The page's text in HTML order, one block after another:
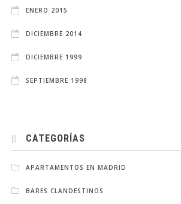
ENERO 2015
DICIEMBRE 2014
DICIEMBRE 1999
SEPTIEMBRE 1998
CATEGORÍAS
APARTAMENTOS EN MADRID
BARES CLANDESTINOS